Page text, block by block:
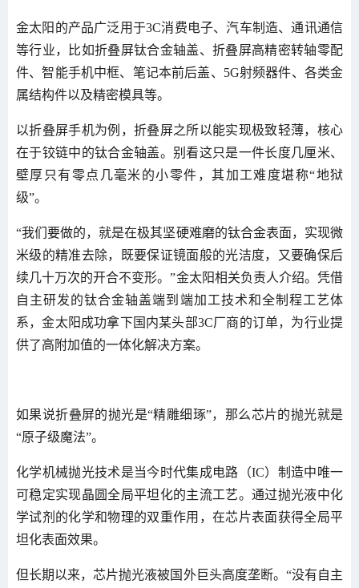
金太阳的产品广泛用于3C消费电子、汽车制造、通讯通信
等行业，比如折叠屏钛合金轴盖、折叠屏高精密转轴零配
件、智能手机中框、笔记本前后盖、5G射频器件、各类金
属结构件以及精密模具等。
以折叠屏手机为例，折叠屏之所以能实现极致轻薄，核心
在于铰链中的钛合金轴盖。别看这只是一件长度几厘米、
壁厚只有零点几毫米的小零件，其加工难度堪称“地狱
级”。
“我们要做的，就是在极其坚硬难磨的钛合金表面，实现微
米级的精准去除，既要保证镜面般的光洁度，又要确保后
续几十万次的开合不变形。”金太阳相关负责人介绍。凭借
自主研发的钛合金轴盖端到端加工技术和全制程工艺体
系，金太阳成功拿下国内某头部3C厂商的订单，为行业提
供了高附加值的一体化解决方案。
如果说折叠屏的抛光是“精雕细琢”，那么芯片的抛光就是
“原子级魔法”。
化学机械抛光技术是当今时代集成电路（IC）制造中唯一
可稳定实现晶圆全局平坦化的主流工艺。通过抛光液中化
学试剂的化学和物理的双重作用，在芯片表面获得全局平
坦化表面效果。
但长期以来，芯片抛光液被国外巨头高度垄断。“没有自主